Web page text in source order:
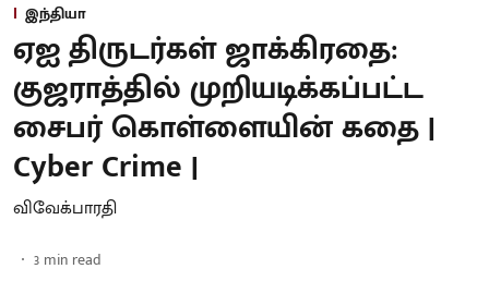
இந்தியா
ஏஐ திருடர்கள் ஜாக்கிரதை:
குஜராத்தில் முறியடிக்கப்பட்ட
சைபர் கொள்ளையின் கதை |
Cyber Crime |
விவேக்பாரதி
3 min read